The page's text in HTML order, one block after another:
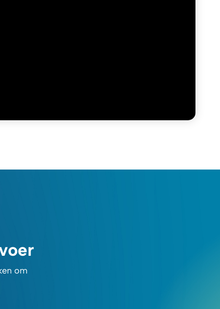
om